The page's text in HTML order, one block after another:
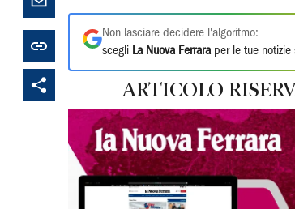
Non lasciare decidere l'algoritmo:
scegli La Nuova Ferrara per le tue notizie
ARTICOLO